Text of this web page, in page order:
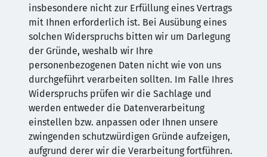
insbesondere nicht zur Erfüllung eines Vertrags
mit Ihnen erforderlich ist. Bei Ausübung eines
solchen Widerspruchs bitten wir um Darlegung
der Gründe, weshalb wir Ihre
personenbezogenen Daten nicht wie von uns
durchgeführt verarbeiten sollten. Im Falle Ihres
Widerspruchs prüfen wir die Sachlage und
werden entweder die Datenverarbeitung
einstellen bzw. anpassen oder Ihnen unsere
zwingenden schutzwürdigen Gründe aufzeigen,
aufgrund derer wir die Verarbeitung fortführen.